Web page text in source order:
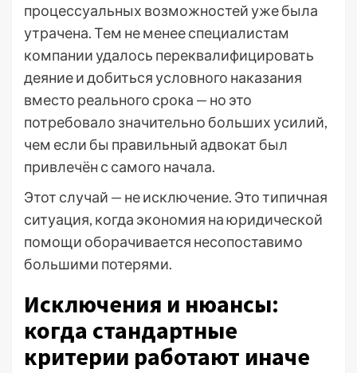
процессуальных возможностей уже была
утрачена. Тем не менее специалистам
компании удалось переквалифицировать
деяние и добиться условного наказания
вместо реального срока — но это
потребовало значительно больших усилий,
чем если бы правильный адвокат был
привлечён с самого начала.
Этот случай — не исключение. Это типичная
ситуация, когда экономия на юридической
помощи оборачивается несопоставимо
большими потерями.
Исключения и нюансы:
когда стандартные
критерии работают иначе